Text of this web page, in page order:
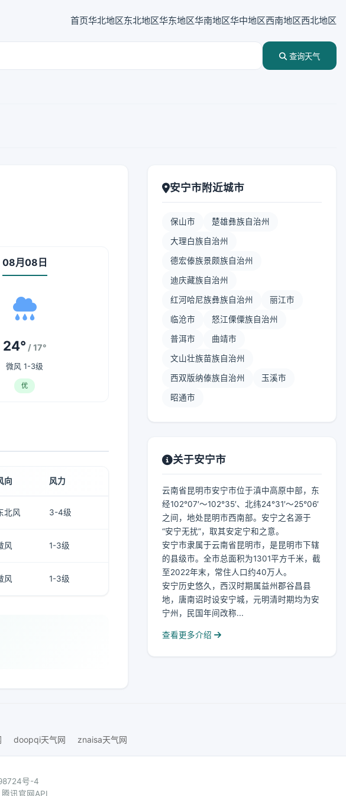
首页华北地区东北地区华东地区华南地区华中地区西南地区西北地区
查询天气
08月08日
24° / 17°
微风 1-3级
优
向 风力
北风 3-4级
风 1-3级
风 1-3级
安宁市附近城市
保山市 楚雄彝族自治州
大理白族自治州
德宏傣族景颇族自治州
迪庆藏族自治州
红河哈尼族彝族自治州 丽江市
临沧市 怒江傈僳族自治州
普洱市 曲靖市
文山壮族苗族自治州
西双版纳傣族自治州 玉溪市
昭通市
关于安宁市
云南省昆明市安宁市位于滇中高原中部，东
经102°07′～102°35′、北纬24°31′～25°06′
之间，地处昆明市西南部。安宁之名源于
“安宁无扰”，取其安定宁和之意。
安宁市隶属于云南省昆明市，是昆明市下辖
的县级市。全市总面积为1301平方千米，截
至2022年末，常住人口约40万人。
安宁历史悠久，西汉时期属益州郡谷昌县
地，唐南诏时设安宁城，元明清时期均为安
宁州，民国年间改称...
查看更多介绍
doopqi天气网 znaisa天气网
号-4
讯官网API